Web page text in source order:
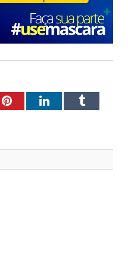
PinterestLinkedInTumblr